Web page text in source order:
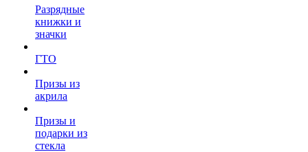
Разрядные
книжки и
значки
ГТО
Призы из
акрила
Призы и
подарки из
стекла